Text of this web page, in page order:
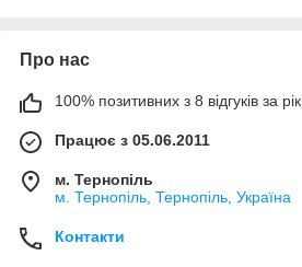
Про нас
100% позитивних з 8 відгуків за рік
Працює з 05.06.2011
м. Тернопіль
м. Тернопіль, Тернопіль, Україна
Контакти